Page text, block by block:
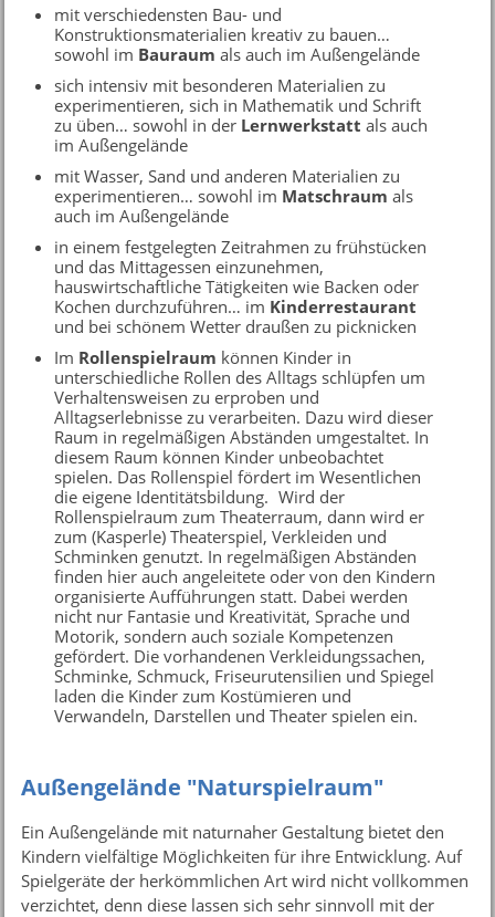
mit verschiedensten Bau- und
Konstruktionsmaterialien kreativ zu bauen…
sowohl im Bauraum als auch im Außengelände
sich intensiv mit besonderen Materialien zu
experimentieren, sich in Mathematik und Schrift
zu üben… sowohl in der Lernwerkstatt als auch
im Außengelände
mit Wasser, Sand und anderen Materialien zu
experimentieren… sowohl im Matschraum als
auch im Außengelände
in einem festgelegten Zeitrahmen zu frühstücken
und das Mittagessen einzunehmen,
hauswirtschaftliche Tätigkeiten wie Backen oder
Kochen durchzuführen… im Kinderrestaurant
und bei schönem Wetter draußen zu picknicken
Im Rollenspielraum können Kinder in
unterschiedliche Rollen des Alltags schlüpfen um
Verhaltensweisen zu erproben und
Alltagserlebnisse zu verarbeiten. Dazu wird dieser
Raum in regelmäßigen Abständen umgestaltet. In
diesem Raum können Kinder unbeobachtet
spielen. Das Rollenspiel fördert im Wesentlichen
die eigene Identitätsbildung. Wird der
Rollenspielraum zum Theaterraum, dann wird er
zum (Kasperle) Theaterspiel, Verkleiden und
Schminken genutzt. In regelmäßigen Abständen
finden hier auch angeleitete oder von den Kindern
organisierte Aufführungen statt. Dabei werden
nicht nur Fantasie und Kreativität, Sprache und
Motorik, sondern auch soziale Kompetenzen
gefördert. Die vorhandenen Verkleidungssachen,
Schminke, Schmuck, Friseurutensilien und Spiegel
laden die Kinder zum Kostümieren und
Verwandeln, Darstellen und Theater spielen ein.
Außengelände "Naturspielraum"
Ein Außengelände mit naturnaher Gestaltung bietet den
Kindern vielfältige Möglichkeiten für ihre Entwicklung. Auf
Spielgeräte der herkömmlichen Art wird nicht vollkommen
verzichtet, denn diese lassen sich sehr sinnvoll mit der